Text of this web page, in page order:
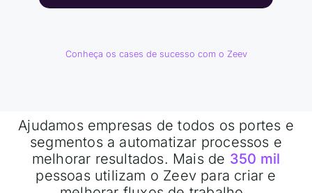
Conheça os cases de sucesso com o Zeev
Ajudamos empresas de todos os portes e
segmentos a automatizar processos e
melhorar resultados. Mais de 350 mil
pessoas utilizam o Zeev para criar e